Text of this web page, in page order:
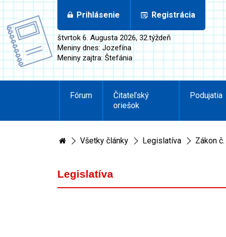
Prihlásenie Registrácia
štvrtok 6. Augusta 2026, 32.týždeň
Meniny dnes: Jozefína
Meniny zajtra: Štefánia
Fórum
Čitateľský
oriešok
Podujatia
Všetky články Legislatíva Zákon
Legislatíva